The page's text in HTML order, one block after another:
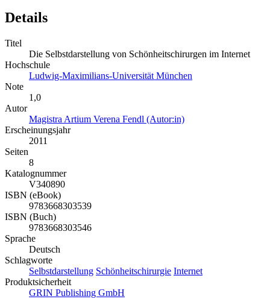
Details
Titel
Die Selbstdarstellung von Schönheitschirurgen im Internet
Hochschule
Ludwig-Maximilians-Universität München
Note
1,0
Autor
Magistra Artium Verena Fendl (Autor:in)
Erscheinungsjahr
2011
Seiten
8
Katalognummer
V340890
ISBN (eBook)
9783668303539
ISBN (Buch)
9783668303546
Sprache
Deutsch
Schlagworte
Selbstdarstellung Schönheitschirurgie Internet
Produktsicherheit
GRIN Publishing GmbH